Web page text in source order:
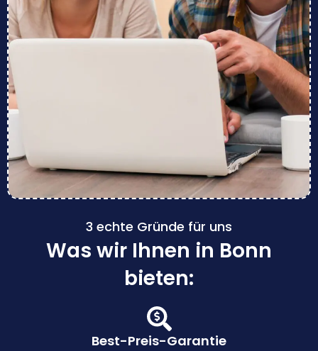
3 echte Gründe für uns
Was wir Ihnen in Bonn
bieten:
Best-Preis-Garantie